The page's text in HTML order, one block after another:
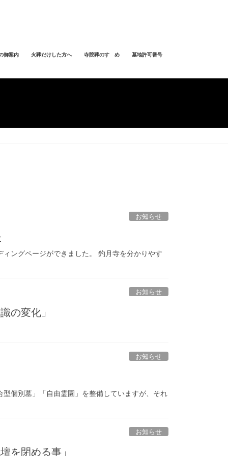
御案内 火葬だけした方へ 寺院葬のすゝめ 墓地許可番号
お知らせ
ングページができました。 釣月寺を分かりやす
お知らせ
の変化」
お知らせ
個別墓」「自由霊園」を整備していますが、それ
お知らせ
閉める事」